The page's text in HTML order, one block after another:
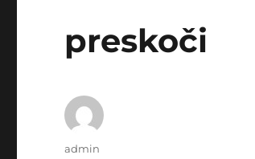
preskoči
Author
admin